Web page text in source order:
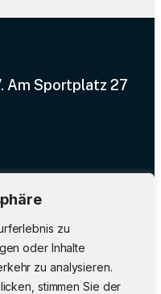
zu
oder Inhalte
zu analysieren.
stimmen Sie der
Am Sportplatz 27